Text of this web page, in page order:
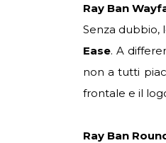
Ray Ban
Senza dubbio,
Ease. A
non a tutti
frontale e il
Ray Ban